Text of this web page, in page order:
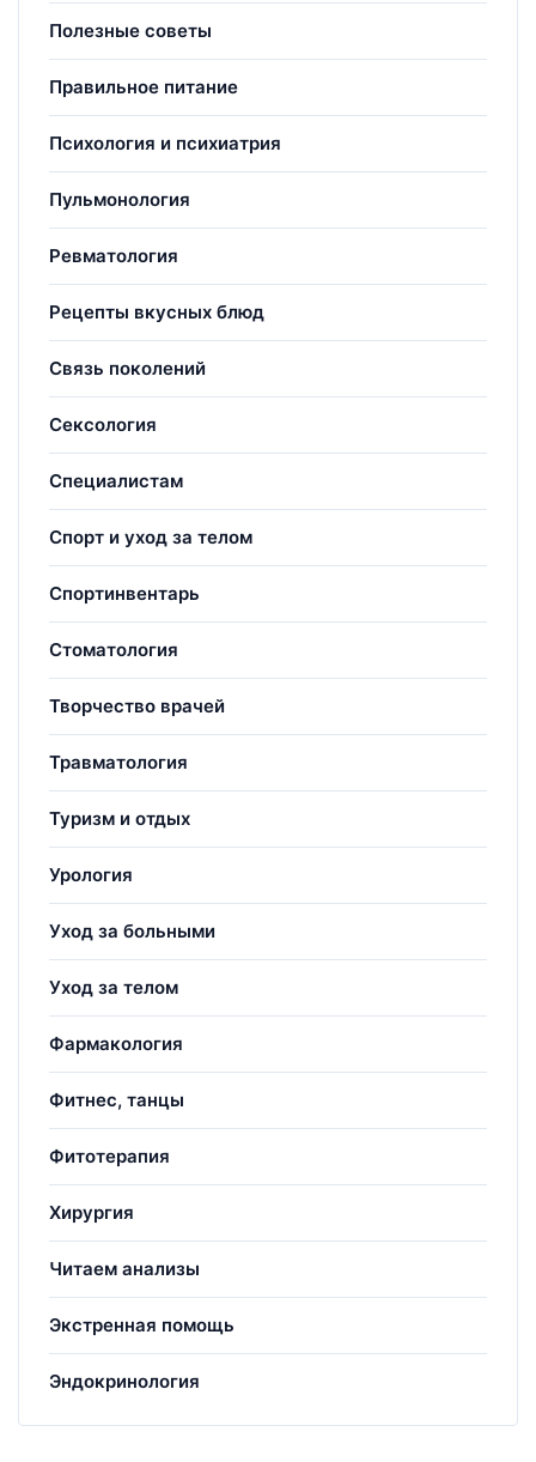
Полезные советы
Правильное питание
Психология и психиатрия
Пульмонология
Ревматология
Рецепты вкусных блюд
Связь поколений
Сексология
Специалистам
Спорт и уход за телом
Спортинвентарь
Стоматология
Творчество врачей
Травматология
Туризм и отдых
Урология
Уход за больными
Уход за телом
Фармакология
Фитнес, танцы
Фитотерапия
Хирургия
Читаем анализы
Экстренная помощь
Эндокринология